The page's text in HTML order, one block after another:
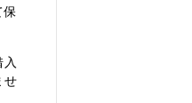
保
せ